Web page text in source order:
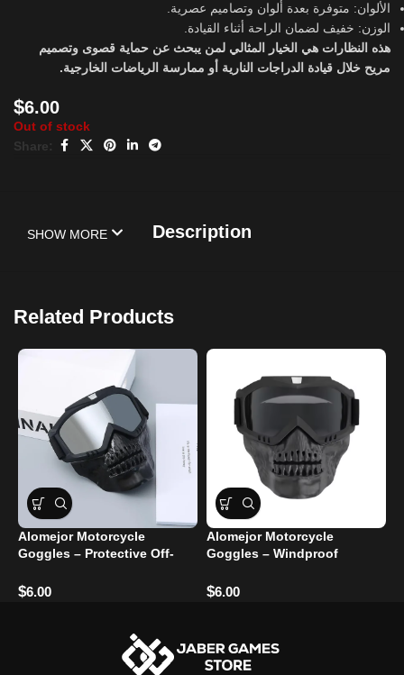
الألوان: متوفرة بعدة ألوان وتصاميم عصرية.
الوزن: خفيف لضمان الراحة أثناء القيادة.
هذه النظارات هي الخيار المثالي لمن يبحث عن حماية قصوى وتصميم
مريح خلال قيادة الدراجات النارية أو ممارسة الرياضات الخارجية.
$6.00
Out of stock
Share:
Description
SHOW MORE
Related Products
Alomejor Motorcycle
Goggles – Protective Off-
$6.00
Alomejor Motorcycle
Goggles – Windproof
$6.00